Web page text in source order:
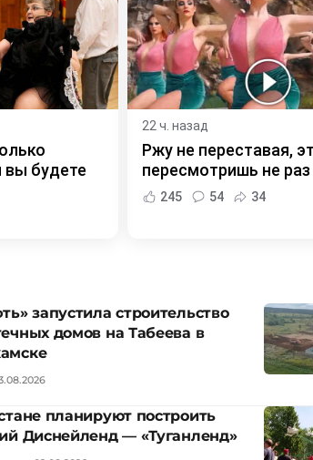
вы будете
22 ч. назад
Ржу не переставая,
пересмотришь не раз
245 54 34
запустила строительство
домов на Табеева в
планируют построить
Диснейленд — «Туганленд»